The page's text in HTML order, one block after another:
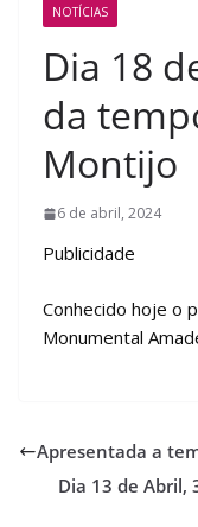
NOTÍCIAS
Dia 18
da
Montijo
6 de abril, 2024
Publicidade
Conhecido hoje o
Monumental
Apresentada a
Dia 13 de Abril,